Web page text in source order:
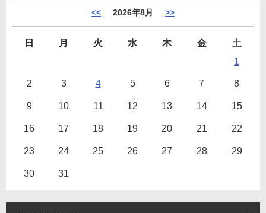
<< 2026年8月 >>
日 月 火 水 木 金
土
1
2 3 4 5 6 7 8
9 10 11 12 13 14 15
16 17 18 19 20 21 22
23 24 25 26 27 28 29
30 31